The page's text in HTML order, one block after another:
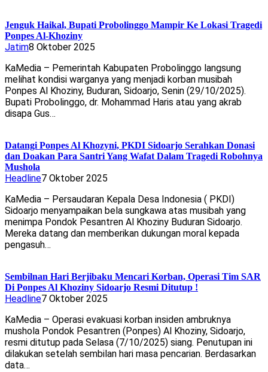
Jenguk Haikal, Bupati Probolinggo Mampir Ke Lokasi Tragedi
Ponpes Al-Khoziny
Jatim8 Oktober 2025
KaMedia – Pemerintah Kabupaten Probolinggo langsung
melihat kondisi warganya yang menjadi korban musibah
Ponpes Al Khoziny, Buduran, Sidoarjo, Senin (29/10/2025).
Bupati Probolinggo, dr. Mohammad Haris atau yang akrab
disapa Gus…
Datangi Ponpes Al Khozyni, PKDI Sidoarjo Serahkan Donasi
dan Doakan Para Santri Yang Wafat Dalam Tragedi Robohnya
Mushola
Headline7 Oktober 2025
KaMedia – Persaudaran Kepala Desa Indonesia ( PKDI)
Sidoarjo menyampaikan bela sungkawa atas musibah yang
menimpa Pondok Pesantren Al Khoziny Buduran Sidoarjo.
Mereka datang dan memberikan dukungan moral kepada
pengasuh…
Sembilnan Hari Berjibaku Mencari Korban, Operasi Tim SAR
Di Ponpes Al Khoziny Sidoarjo Resmi Ditutup !
Headline7 Oktober 2025
KaMedia – Operasi evakuasi korban insiden ambruknya
mushola Pondok Pesantren (Ponpes) Al Khoziny, Sidoarjo,
resmi ditutup pada Selasa (7/10/2025) siang. Penutupan ini
dilakukan setelah sembilan hari masa pencarian. Berdasarkan
data…